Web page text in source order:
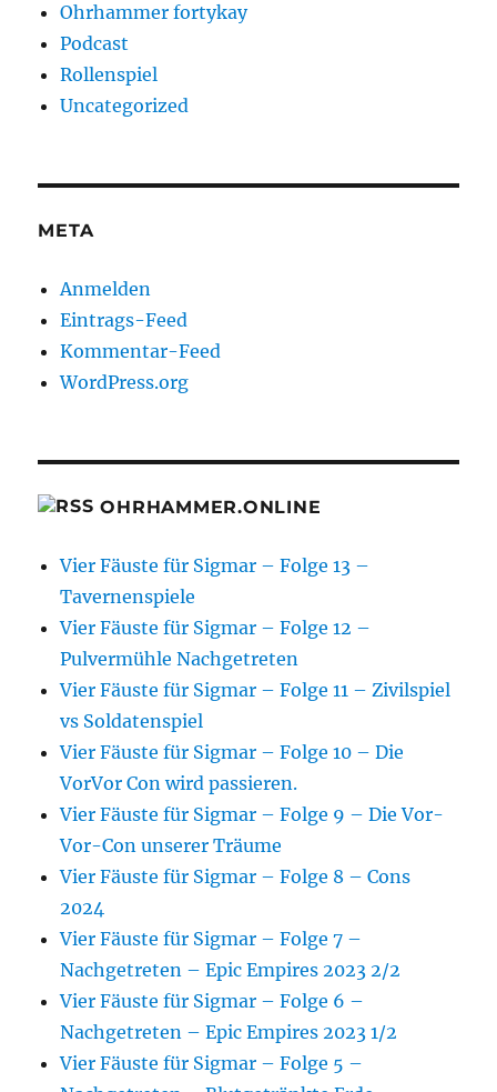
Ohrhammer fortykay
Podcast
Rollenspiel
Uncategorized
META
Anmelden
Eintrags-Feed
Kommentar-Feed
WordPress.org
OHRHAMMER.ONLINE
Vier Fäuste für Sigmar – Folge 13 –
Tavernenspiele
Vier Fäuste für Sigmar – Folge 12 –
Pulvermühle Nachgetreten
Vier Fäuste für Sigmar – Folge 11 – Zivilspiel
vs Soldatenspiel
Vier Fäuste für Sigmar – Folge 10 – Die
VorVor Con wird passieren.
Vier Fäuste für Sigmar – Folge 9 – Die Vor-
Vor-Con unserer Träume
Vier Fäuste für Sigmar – Folge 8 – Cons
2024
Vier Fäuste für Sigmar – Folge 7 –
Nachgetreten – Epic Empires 2023 2/2
Vier Fäuste für Sigmar – Folge 6 –
Nachgetreten – Epic Empires 2023 1/2
Vier Fäuste für Sigmar – Folge 5 –